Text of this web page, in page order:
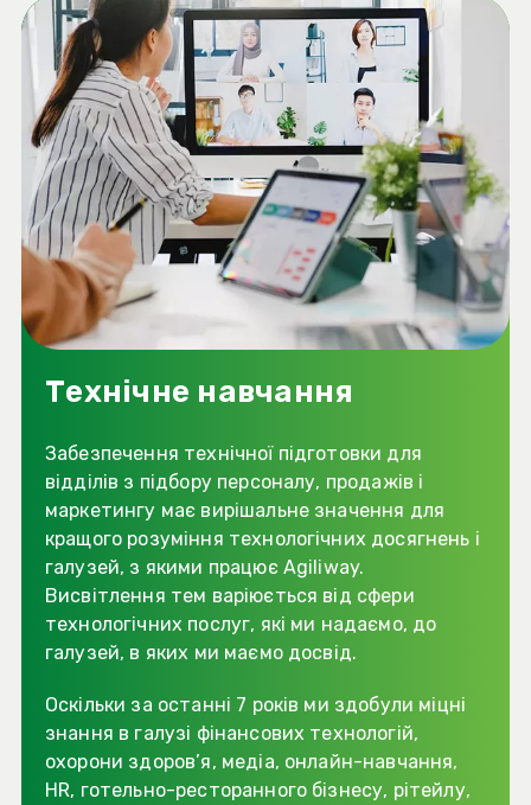
Технічне навчання
Забезпечення технічної підготовки для
відділів з підбору персоналу, продажів і
маркетингу має вирішальне значення для
кращого розуміння технологічних досягнень і
галузей, з якими працює Agiliway.
Висвітлення тем варіюється від сфери
технологічних послуг, які ми надаємо, до
галузей, в яких ми маємо досвід.
Оскільки за останні 7 років ми здобули міцні
знання в галузі фінансових технологій,
охорони здоров’я, медіа, онлайн-навчання,
HR, готельно-ресторанного бізнесу, рітейлу,